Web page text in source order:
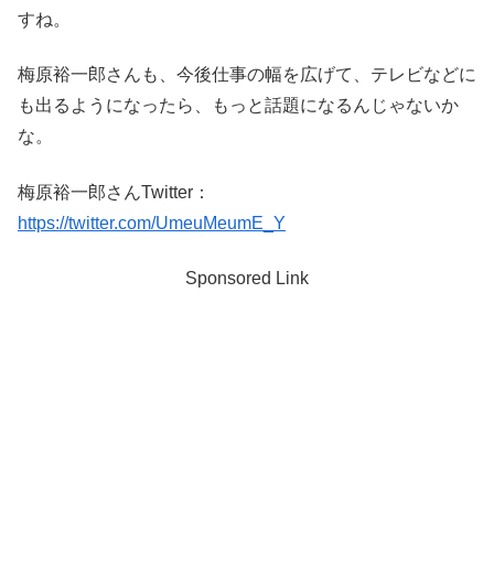
すね。
梅原裕一郎さんも、今後仕事の幅を広げて、テレビなどに
も出るようになったら、もっと話題になるんじゃないか
な。
梅原裕一郎さんTwitter：
https://twitter.com/UmeuMeumE_Y
Sponsored Link